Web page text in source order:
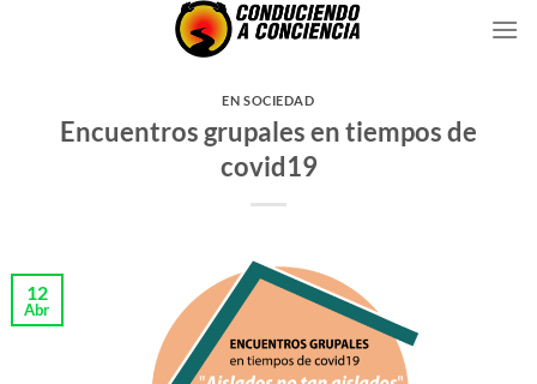
EN SOCIEDAD
Encuentros grupales en tiempos de
covid19
12
Abr